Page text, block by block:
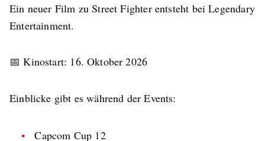
Ein neuer Film zu Street Fighter entsteht bei Legendary
Entertainment.
📅 Kinostart: 16. Oktober 2026
Einblicke gibt es während der Events:
Capcom Cup 12